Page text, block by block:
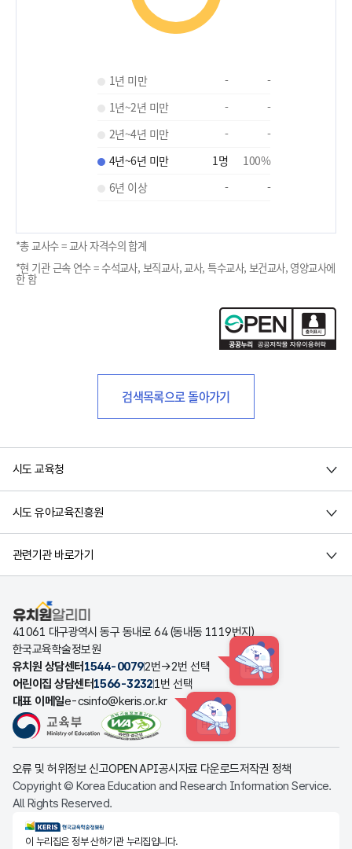
1년 미만 -
-
1년~2년 미만
-
-
2년~4년 미만
-
-
4년~6년 미만
1명 100%
6년 이상
- -
*총 교사수 = 교사 자격수의 합계
*현 기관 근속 연수 = 수석교사, 보직교사, 교사, 특수교사, 보건교사, 영양교사에
한 함
검색목록으로 돌아가기
시도 교육청
시도 유아교육진흥원
관련기관 바로가기
유치원알리미
41061 대구광역시 동구 동내로 64 (동내동 1119번지)
한국교육학술정보원
유치원 상담센터 1544-00792번→2번 선택 HINT
어린이집 상담센터1566-32321번 선택
대표 이메일e-csinfo@keris.or.kr
HINT
오류 및 허위정보 신고OPEN API공시자료 다운로드저작권 정책
Copyright © Korea Education and Research Information Service.
All Rights Reserved.
KERIS한국교육학술정보원
이 누리집은 정부 산하기관 누리집입니다.